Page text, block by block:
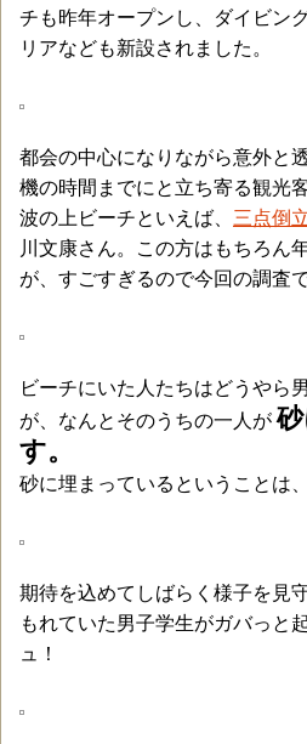
チも昨年オープンし、ダイビン
リアなども新設されました。
都会の中心になりながら意外と
機の時間までにと立ち寄る観光
波の上ビーチといえば、 三点倒
川文康さん。この方はもちろん
が、すごすぎるので今回の調査
ビーチにいた人たちはどうやら
が、なんとそのうちの一人が
す。
砂に埋まっているということは
期待を込めてしばらく様子を見
もれていた男子学生がガバっと
ュ！